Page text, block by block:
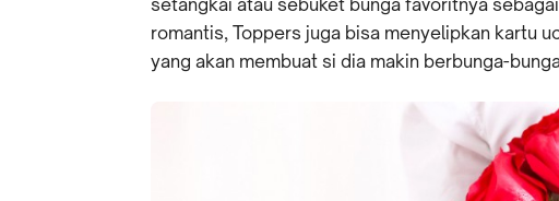
romantis, Toppers juga bisa menyelipkan kartu
yang akan membuat si dia makin berbunga-